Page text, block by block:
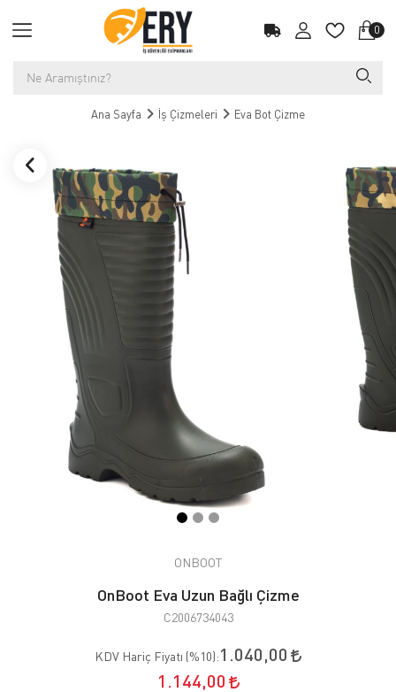
0
Ana Sayfa İş Çizmeleri Eva Bot Çizme
ONBOOT
OnBoot Eva Uzun Bağlı Çizme
C2006734043
KDV Hariç Fiyatı (%10):1.040,00
1.144,00